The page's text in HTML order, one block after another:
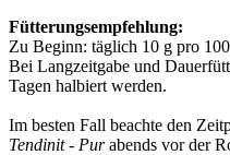
Fütterungsempfehlung:
Zu Beginn: täglich 10 g pro
Bei Langzeitgabe und
Tagen halbiert werden.
Im besten Fall beachte den
Tendinit - Purabends vor der